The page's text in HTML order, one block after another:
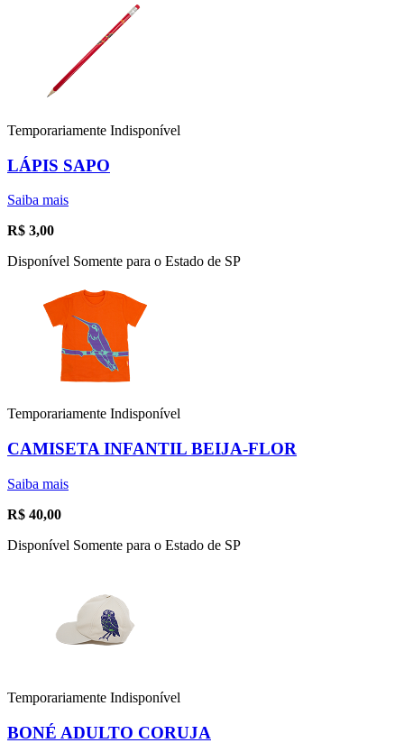
Temporariamente Indisponível
LÁPIS SAPO
Saiba mais
R$ 3,00
Disponível Somente para o Estado de SP
Temporariamente Indisponível
CAMISETA INFANTIL BEIJA-FLOR
Saiba mais
R$ 40,00
Disponível Somente para o Estado de SP
Temporariamente Indisponível
BONÉ ADULTO CORUJA